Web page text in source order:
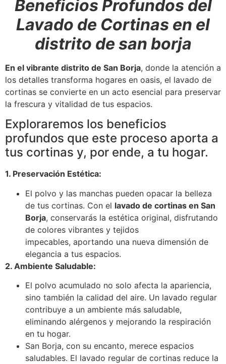
Beneficios Profundos del
Lavado de Cortinas en el
distrito de san borja
En el vibrante distrito de San Borja, donde la atención a
los detalles transforma hogares en oasis, el lavado de
cortinas se convierte en un acto esencial para preservar
la frescura y vitalidad de tus espacios.
Exploraremos los beneficios
profundos que este proceso aporta a
tus cortinas y, por ende, a tu hogar.
1. Preservación Estética:
El polvo y las manchas pueden opacar la belleza
de tus cortinas. Con el lavado de cortinas en San
Borja, conservarás la estética original, disfrutando
de colores vibrantes y tejidos
impecables, aportando una nueva dimensión de
elegancia a tus espacios.
2. Ambiente Saludable:
El polvo acumulado no solo afecta la apariencia,
sino también la calidad del aire. Un lavado regular
contribuye a un ambiente más saludable,
eliminando alérgenos y mejorando la respiración
en tu hogar.
San Borja, con su encanto, merece espacios
saludables. El lavado regular de cortinas reduce la